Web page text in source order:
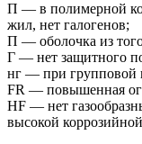
П — в полимерной
жил, нет галогенов;
П — оболочка из
Г — нет защитного
нг — при групповой
FR — повышенная
HF — нет
высокой